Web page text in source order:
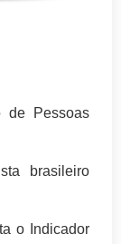
de Pessoas
brasileiro
o Indicador